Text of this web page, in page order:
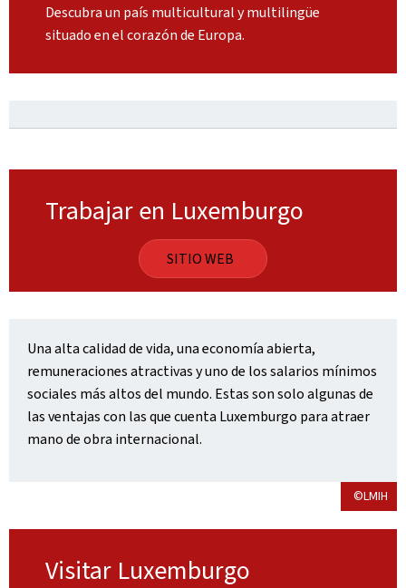
Descubra un país multicultural y multilingüe
situado en el corazón de Europa.
Trabajar en Luxemburgo
SITIO WEB
Una alta calidad de vida, una economía abierta,
remuneraciones atractivas y uno de los salarios mínimos
sociales más altos del mundo. Estas son solo algunas de
las ventajas con las que cuenta Luxemburgo para atraer
mano de obra internacional.
©LMIH
Visitar Luxemburgo